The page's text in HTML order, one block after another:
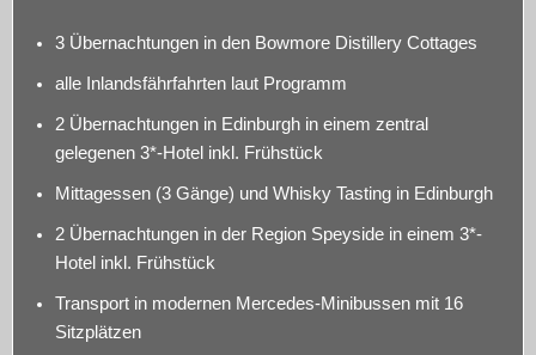
3 Übernachtungen in den Bowmore Distillery Cottages
alle Inlandsfährfahrten laut Programm
2 Übernachtungen in Edinburgh in einem zentral
gelegenen 3*-Hotel inkl. Frühstück
Mittagessen (3 Gänge) und Whisky Tasting in Edinburgh
2 Übernachtungen in der Region Speyside in einem 3*-
Hotel inkl. Frühstück
Transport in modernen Mercedes-Minibussen mit 16
Sitzplätzen